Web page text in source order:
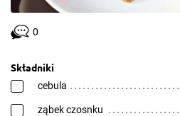
0
Składniki
cebula
ząbek czosnku